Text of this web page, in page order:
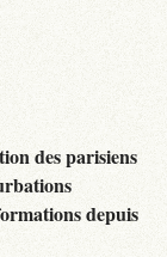
des parisiens
depuis